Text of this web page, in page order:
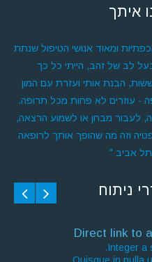
איתך
ומאוד אנושי הטיפול שנתת
לב של זהב, הייתי כל כך
הבנת אותי ועזרת עם המון
- עוזרים לא פחות מכל תרופה.
לעבור מבחן או לשמוע הרצאה,
וזה מה שהופך אותך לרופאה
אביב "
ניתוח
Direct link to
Integer a